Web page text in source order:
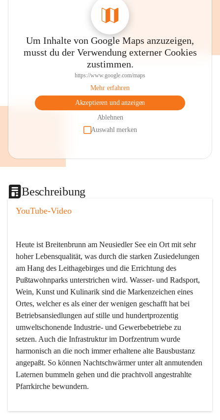
Um Inhalte von Google Maps anzuzeigen,
musst du der Verwendung externer Cookies
zustimmen.
https://www.google.com/maps
Mehr erfahren
Akzeptieren und anzeigen
Ablehnen
Auswahl merken
Beschreibung
YouTube-Video
Heute ist Breitenbrunn am Neusiedler See ein Ort mit sehr
hoher Lebensqualität, was durch die starken Zusiedelungen
am Hang des Leithagebirges und die Errichtung des
Pußtawohnparks unterstrichen wird. Wasser- und Radsport,
Wein, Kunst und Kulinarik sind die Markenzeichen eines
Ortes, welcher es als einer der wenigen geschafft hat bei
Betriebsansiedlungen auf stille und hundertprozentig
umweltschonende Industrie- und Gewerbebetriebe zu
setzen. Auch die Infrastruktur im Dorfzentrum wurde
harmonisch an die noch immer erhaltene alte Bausbustanz
angepaßt. So können Nachtschwärmer unter alt anmutenden
Laternen bummeln gehen und die prachtvoll angestrahlte
Pfarrkirche bewundern.
Der Weinbau dominert heute nicht mehr, ist aber integrativer